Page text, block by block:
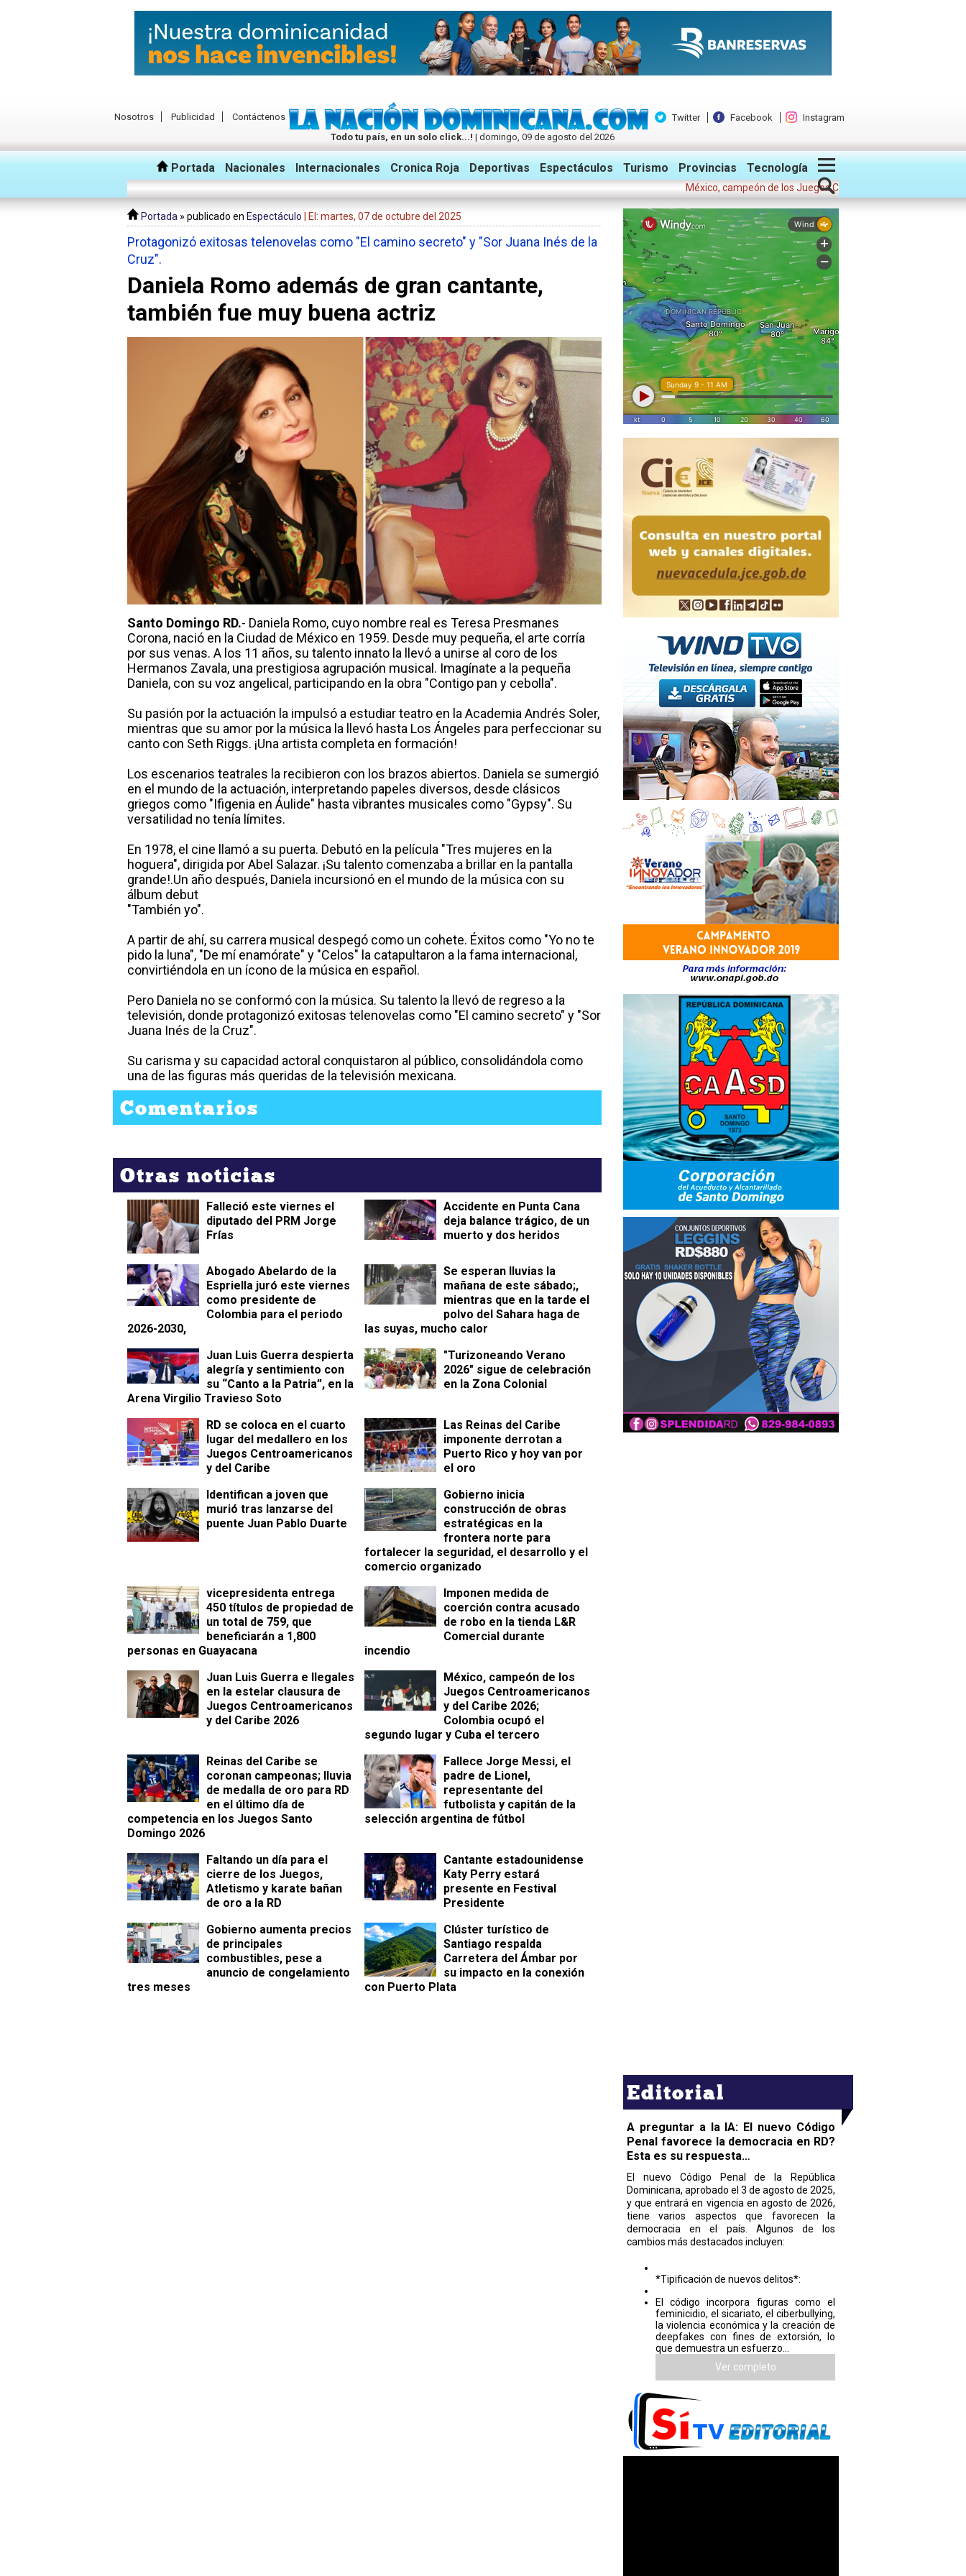
Nosotros Publicidad
Contáctenos
Todo tu país, en un solo click...! | domingo, 09 de agosto del 2026
Twitter Facebook Instagram
Portada Nacionales Internacionales Cronica Roja Deportivas Espectáculos Turismo Provincias Tecnología
México, campeón de los Juegos Centroamericanos y del Caribe
Portada » publicado en Espectáculo | El: martes, 07 de octubre del 2025
Protagonizó exitosas telenovelas como "El camino secreto" y "Sor Juana Inés de la
Cruz".
Daniela Romo además de gran cantante,
también fue muy buena actriz
Santo Domingo RD.- Daniela Romo, cuyo nombre real es Teresa Presmanes
Corona, nació en la Ciudad de México en 1959. Desde muy pequeña, el arte corría
por sus venas. A los 11 años, su talento innato la llevó a unirse al coro de los
Hermanos Zavala, una prestigiosa agrupación musical. Imagínate a la pequeña
Daniela, con su voz angelical, participando en la obra "Contigo pan y cebolla".
Su pasión por la actuación la impulsó a estudiar teatro en la Academia Andrés Soler,
mientras que su amor por la música la llevó hasta Los Ángeles para perfeccionar su
canto con Seth Riggs. ¡Una artista completa en formación!
Los escenarios teatrales la recibieron con los brazos abiertos. Daniela se sumergió
en el mundo de la actuación, interpretando papeles diversos, desde clásicos
griegos como "Ifigenia en Áulide" hasta vibrantes musicales como "Gypsy". Su
versatilidad no tenía límites.
En 1978, el cine llamó a su puerta. Debutó en la película "Tres mujeres en la
hoguera", dirigida por Abel Salazar. ¡Su talento comenzaba a brillar en la pantalla
grande!.Un año después, Daniela incursionó en el mundo de la música con su
álbum debut
"También yo".
A partir de ahí, su carrera musical despegó como un cohete. Éxitos como "Yo no te
pido la luna", "De mí enamórate" y "Celos" la catapultaron a la fama internacional,
convirtiéndola en un ícono de la música en español.
Pero Daniela no se conformó con la música. Su talento la llevó de regreso a la
televisión, donde protagonizó exitosas telenovelas como "El camino secreto" y "Sor
Juana Inés de la Cruz".
Su carisma y su capacidad actoral conquistaron al público, consolidándola como
una de las figuras más queridas de la televisión mexicana.
Comentarios
Otras noticias
Falleció este viernes el
diputado del PRM Jorge
Frías
Accidente en Punta Cana
deja balance trágico, de un
muerto y dos heridos
Abogado Abelardo de la
Espriella juró este viernes
como presidente de
Colombia para el periodo
2026-2030,
Se esperan lluvias la
mañana de este sábado;,
mientras que en la tarde el
polvo del Sahara haga de
las suyas, mucho calor
Juan Luis Guerra despierta
alegría y sentimiento con
su “Canto a la Patria”, en la
Arena Virgilio Travieso Soto
"Turizoneando Verano
2026" sigue de celebración
en la Zona Colonial
RD se coloca en el cuarto
lugar del medallero en los
Juegos Centroamericanos
y del Caribe
Las Reinas del Caribe
imponente derrotan a
Puerto Rico y hoy van por
el oro
Identifican a joven que
murió tras lanzarse del
puente Juan Pablo Duarte
Gobierno inicia
construcción de obras
estratégicas en la
frontera norte para
fortalecer la seguridad, el desarrollo y el
comercio organizado
vicepresidenta entrega
450 títulos de propiedad de
un total de 759, que
beneficiarán a 1,800
personas en Guayacana
Imponen medida de
coerción contra acusado
de robo en la tienda L&R
Comercial durante
incendio
Juan Luis Guerra e Ilegales
en la estelar clausura de
Juegos Centroamericanos
y del Caribe 2026
México, campeón de los
Juegos Centroamericanos
y del Caribe 2026;
Colombia ocupó el
segundo lugar y Cuba el tercero
Reinas del Caribe se
coronan campeonas; lluvia
de medalla de oro para RD
en el último día de
competencia en los Juegos Santo
Domingo 2026
Fallece Jorge Messi, el
padre de Lionel,
representante del
futbolista y capitán de la
selección argentina de fútbol
Faltando un día para el
cierre de los Juegos,
Atletismo y karate bañan
de oro a la RD
Cantante estadounidense
Katy Perry estará
presente en Festival
Presidente
Gobierno aumenta precios
de principales
combustibles, pese a
anuncio de congelamiento
tres meses
Clúster turístico de
Santiago respalda
Carretera del Ámbar por
su impacto en la conexión
con Puerto Plata
Editorial
A preguntar a la IA: El nuevo Código
Penal favorece la democracia en RD?
Esta es su respuesta…
El nuevo Código Penal de la República
Dominicana, aprobado el 3 de agosto de 2025,
y que entrará en vigencia en agosto de 2026,
tiene varios aspectos que favorecen la
democracia en el país. Algunos de los
cambios más destacados incluyen:
*Tipificación de nuevos delitos*:
El código incorpora figuras como el
feminicidio, el sicariato, el ciberbullying,
la violencia económica y la creación de
deepfakes con fines de extorsión, lo
que demuestra un esfuerzo...
Ver completo